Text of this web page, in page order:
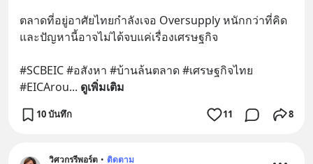
ตลาดที่อยู่อาศัยไทยกำลังเจอ Oversupply หนักกว่าที่คิด
และปัญหานี้อาจไม่ได้จบแค่เรื่องเศรษฐกิจ
#SCBEIC #อสังหา #บ้านล้นตลาด #เศรษฐกิจไทย
#EICArou... ดูเพิ่มเติม
10 บันทึก 11 8
วิศวกรรีพอร์ต • ติดตาม